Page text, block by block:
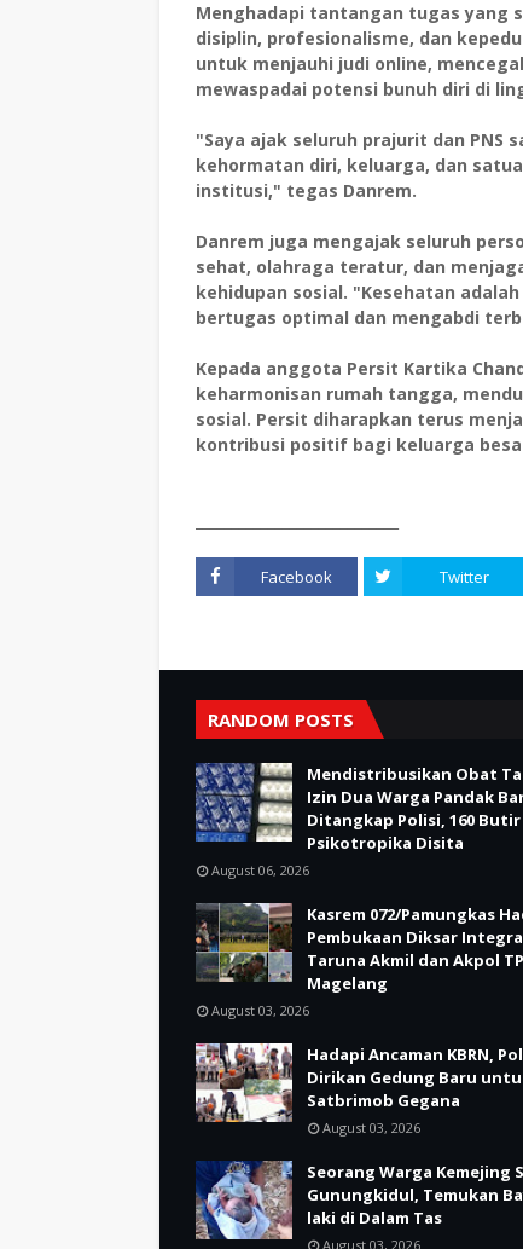
Menghadapi tantangan tugas yang
disiplin, profesionalisme, dan
untuk menjauhi judi online,
mewaspadai potensi bunuh diri di
"Saya ajak seluruh prajurit dan PNS
kehormatan diri, keluarga, dan
institusi," tegas Danrem.
Danrem juga mengajak seluruh
sehat, olahraga teratur, dan
kehidupan sosial. "Kesehatan
bertugas optimal dan mengabdi
Kepada anggota Persit Kartika
keharmonisan rumah tangga,
sosial. Persit diharapkan terus
kontribusi positif bagi keluarga
Facebook Twitter
RANDOM POSTS
Mendistribusikan Obat
Izin Dua Warga Pandak
Ditangkap Polisi, 160
Psikotropika Disita
August 06, 2026
Kasrem 072/Pamungkas
Pembukaan Diksar
Taruna Akmil dan Akpol TP
Magelang
August 03, 2026
Hadapi Ancaman KBRN,
Dirikan Gedung Baru
Satbrimob Gegana
August 03, 2026
Seorang Warga Kemejing
Gunungkidul, Temukan
laki di Dalam Tas
August 03, 2026